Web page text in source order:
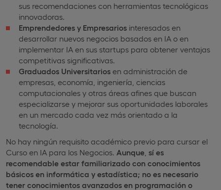
sus recomendaciones con herramientas tecnológicas
innovadoras.
Emprendedores y Empresarios interesados en
desarrollar nuevos negocios basados en IA o en
implementar IA en sus startups para obtener ventajas
competitivas significativas.
Graduados Universitarios en administración de
empresas, economía, ingeniería, ciencias
computacionales y otras áreas afines que buscan
especializarse y mejorar sus oportunidades laborales
en un mercado cada vez más orientado a la
tecnología.
No hay ningún requisito académico previo para cursar el
Curso en IA para los Negocios. Aunque sí es
recomendable estar familiarizado con conocimientos
básicos en informática y estadística; no es necesario
tener conocimientos avanzados en programación o